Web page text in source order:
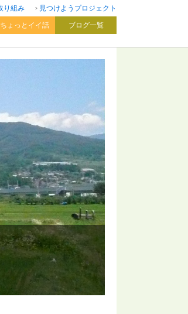
り組み
見つけようプロジェクト
ちょっとイイ話 ブログ一覧